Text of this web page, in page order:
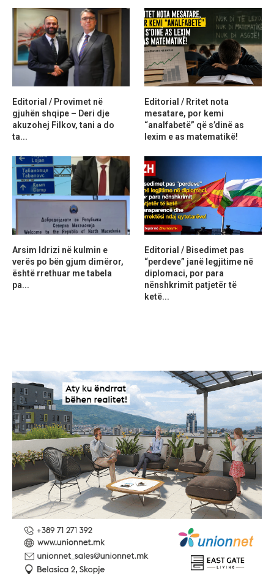
Editorial / Provimet në
gjuhën shqipe – Deri dje
akuzohej Filkov, tani a do
ta...
Editorial / Rritet nota
mesatare, por kemi
“analfabetë” që s’dinë as
lexim e as matematikë!
Arsim Idrizi në kulmin e
verës po bën gjum dimëror,
është rrethuar me tabela
pa...
Editorial / Bisedimet pas
“perdeve” janë legjitime në
diplomaci, por para
nënshkrimit patjetër të
ketë...